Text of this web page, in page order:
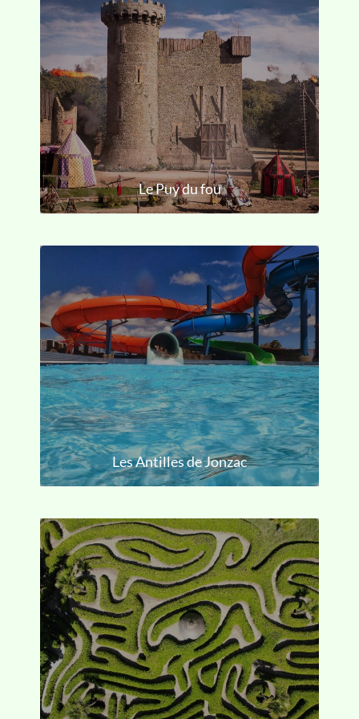
Le Puy du fou
Les Antilles de Jonzac